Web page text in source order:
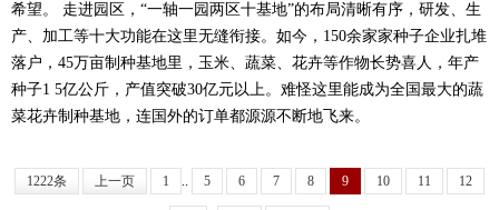
希望。 走进园区，“一轴一园两区十基地”的布局清晰有序，研发、生
产、加工等十大功能在这里无缝衔接。如今，150余家家种子企业扎堆
落户，45万亩制种基地里，玉米、蔬菜、花卉等作物长势喜人，年产
种子1 5亿公斤，产值突破30亿元以上。难怪这里能成为全国最大的蔬
菜花卉制种基地，连国外的订单都源源不断地飞来。
1222条 上一页 1 .. 5 6 7 8 9 10 11 12